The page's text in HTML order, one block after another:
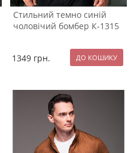
Стильний темно синій
чоловічий бомбер К-1315
1349 грн.